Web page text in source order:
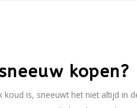
kopen?
is, sneeuwt het niet altijd